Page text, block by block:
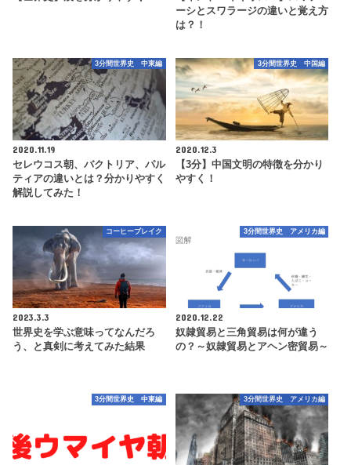
ーシとスワラージの違いと覚え方
は？！
3分間世界史 中東編
2020.11.19
セレウコス朝、バクトリア、パル
ティアの違いとは？分かりやすく
解説してみた！
3分間世界史 中国編
2020.12.3
【3分】中国文明の特徴を分かり
やすく！
コーヒーブレイク
2023.3.3
世界史を学ぶ意味ってなんだろ
う、と真剣に考えてみた結果
3分間世界史 アメリカ編
2020.12.22
奴隷貿易と三角貿易は何が違う
の？～奴隷貿易とアヘン密貿易～
3分間世界史 中東編 3分間世界史 アメリカ編